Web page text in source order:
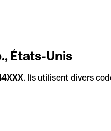
États-Unis
. Ils utilisent divers